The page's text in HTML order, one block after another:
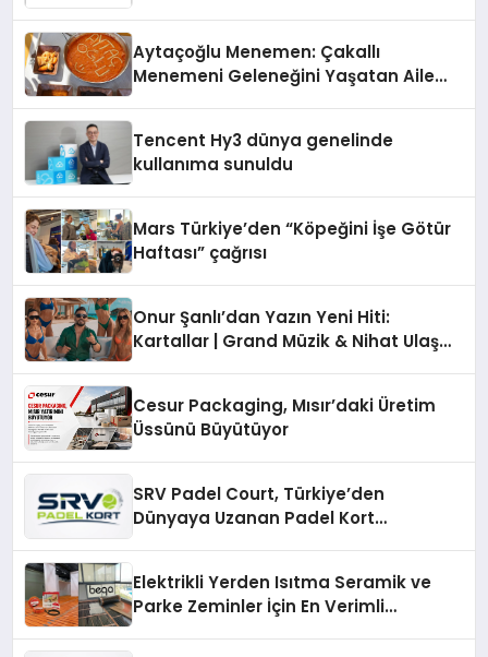
Aytaçoğlu Menemen: Çakallı
Menemeni Geleneğini Yaşatan Aile
Tencent Hy3 dünya genelinde
kullanıma sunuldu
Mars Türkiye’den “Köpeğini İşe Götür
Haftası” çağrısı
Onur Şanlı’dan Yazın Yeni Hiti:
Kartallar | Grand Müzik & Nihat Ulaş
Cesur Packaging, Mısır’daki Üretim
Üssünü Büyütüyor
SRV Padel Court, Türkiye’den
Dünyaya Uzanan Padel Kort
Elektrikli Yerden Isıtma Seramik ve
Parke Zeminler İçin En Verimli